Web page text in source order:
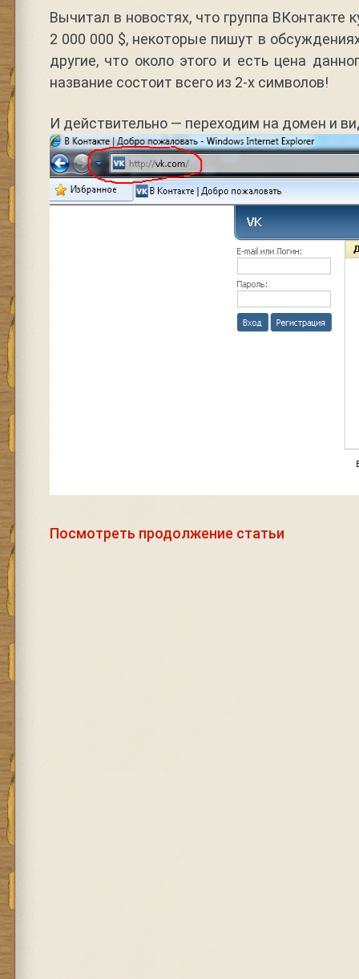
Вычитал в новостях, что группа ВКонтакте
2 000 000 $, некоторые пишут в
другие, что около этого и есть цена
название состоит всего из 2-х символов!
И действительно — переходим на домен и
Посмотреть продолжение статьи